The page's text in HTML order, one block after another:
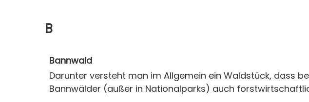
B
Bannwald
Darunter versteht man im Allgemein ein Waldstück, dass
Bannwälder (außer in Nationalparks) auch